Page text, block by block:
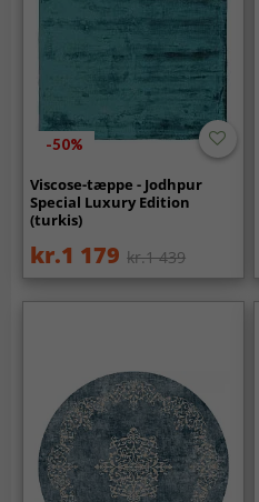
-50%
Viscose-tæppe - Jodhpur
Special Luxury Edition
(turkis)
kr.1 179 kr.1 439